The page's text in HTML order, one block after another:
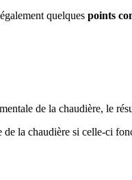
quelques points
de la chaudière, le
la chaudière si celle-ci